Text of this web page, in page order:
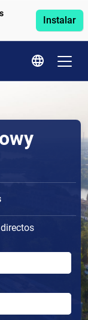
Instalar